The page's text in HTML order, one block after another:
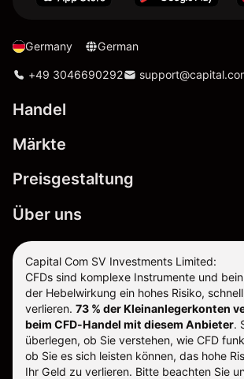
Germany German
+49 3046690292
Handel
Märkte
Preisgestaltung
Über uns
Capital Com SV Investments Limited:
CFDs sind komplexe Instrumente und
der Hebelwirkung ein hohes Risiko,
verlieren. 73 % der Kleinanlegerkonten
beim CFD-Handel mit diesem Anbieter.
überlegen, ob Sie verstehen, wie CFD
ob Sie es sich leisten können, das hohe
Ihr Geld zu verlieren. Bitte beachten Sie